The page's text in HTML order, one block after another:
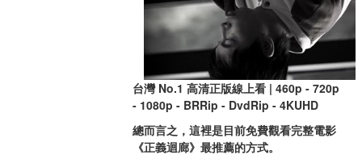
台灣 No.1 高清正版線上看 | 460p - 720p
- 1080p - BRRip - DvdRip - 4KUHD
總而言之，這裡是目前免費觀看完整電影
《正義迴廊》最推薦的方式。